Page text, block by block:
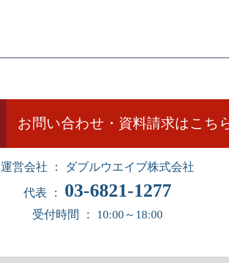
お問い合わせ・資料請求はこち
運営会社 ： ダブルウエイブ株式会社
代表 ： 03-6821-1277
受付時間 ： 10:00～18:00